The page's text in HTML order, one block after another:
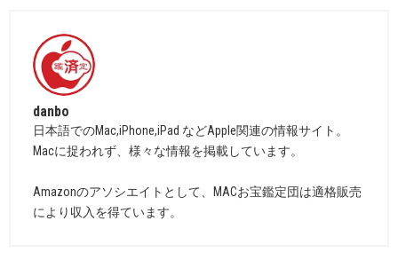
danbo
日本語でのMac,iPhone,iPad などApple関連の情報サイト。
Macに捉われず、様々な情報を掲載しています。
Amazonのアソシエイトとして、MACお宝鑑定団は適格販売
により収入を得ています。